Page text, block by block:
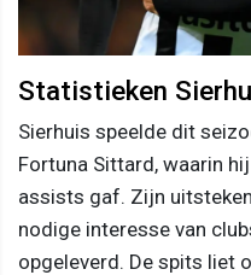
Statistieken
Sierhuis speelde dit
Fortuna Sittard, waarin
assists gaf. Zijn
nodige interesse van
opgeleverd. De spits liet